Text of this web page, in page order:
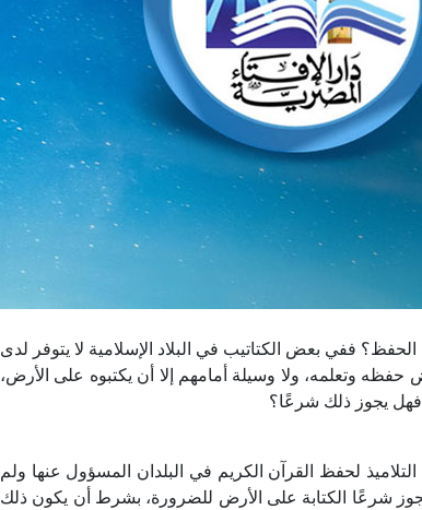
ففي بعض الكتاتيب في البلاد الإسلامية لا يتوفر لدى
حفظه وتعلمه، ولا وسيلة أمامهم إلا أن يكتبوه على الأرض،
يجوز ذلك شرعًا؟
لحفظ القرآن الكريم في البلدان المسؤول عنها ولم
يجوز شرعًا الكتابة على الأرض للضرورة، بشرط أن يكون ذلك